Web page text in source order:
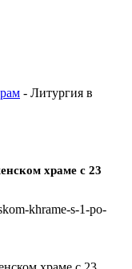
- Литургия в
храме с 23